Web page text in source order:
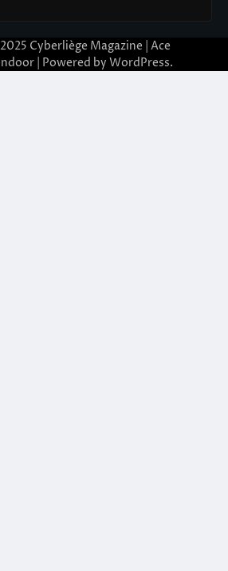
Cyberliège Magazine | Ace
| Powered by WordPress.